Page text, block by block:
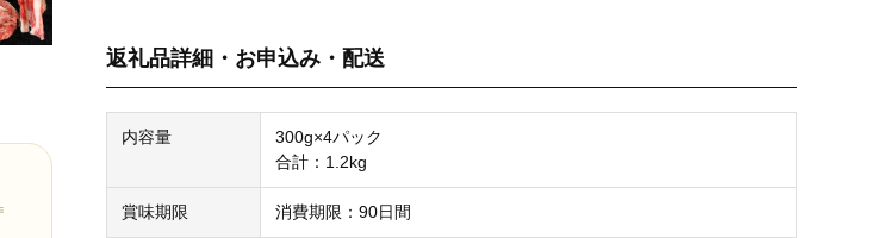
返礼品詳細・お申込み・配送
内容量
300g×4パック
合計：1.2kg
賞味期限 消費期限：90日間